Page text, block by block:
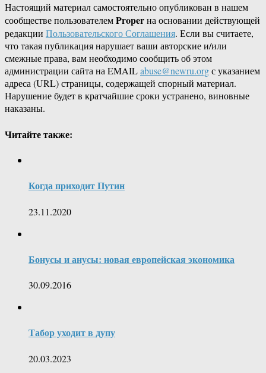
Настоящий материал самостоятельно опубликован в нашем
сообществе пользователемProperна основании действующей
редакции Пользовательского Соглашения. Если вы считаете,
что такая публикация нарушает ваши авторские и/или
смежные права, вам необходимо сообщить об этом
администрации сайта на EMAILabuse@newru.orgс указанием
адреса (URL) страницы, содержащей спорный материал.
Нарушение будет в кратчайшие сроки устранено, виновные
наказаны.
Читайте также:
Когда приходит Путин
23.11.2020
Бонусы и анусы: новая европейская экономика
30.09.2016
Табор уходит в дупу
20.03.2023